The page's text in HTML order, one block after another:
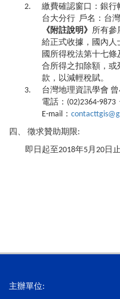
繳費確認窗口：銀行
台大分行 戶名：台
《附註說明》 所有參
給正式收據，國內
國所得稅法第十七
合所得之扣除額，或
款，以減輕稅賦。
台灣地理資訊學會
電話：(02)2364-9873
E-mail：
四、 徵求贊助期限:
即日起至2018年5月20日止
主辦單位: